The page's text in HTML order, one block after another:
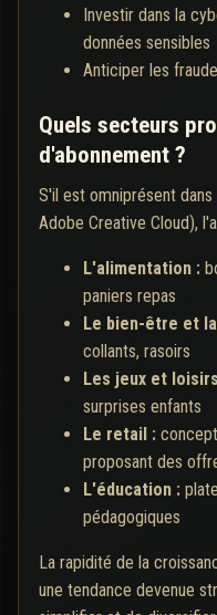
Investir dans la
données sensibles
Anticiper les
Quels secteurs
d'abonnement ?
S'il est omniprésent
Adobe Creative Cloud),
L'alimentation :
paniers repas
Le bien-être et
collants, rasoirs
Les jeux et
surprises enfants
Le retail :
proposant des
L'éducation :
pédagogiques
La rapidité de la
une tendance devenue